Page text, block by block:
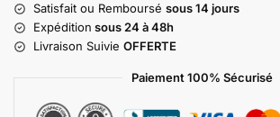
Satisfait ou Remboursé sous 14 jours
Expédition sous 24 à 48h
Livraison Suivie OFFERTE
Paiement 100% Sécurisé